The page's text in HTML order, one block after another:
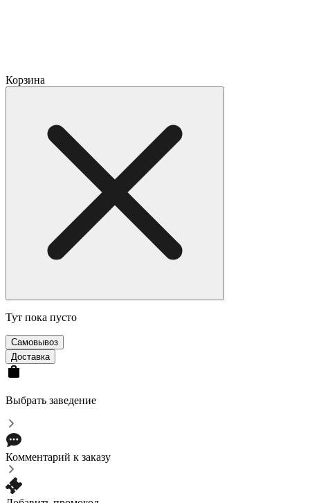
Корзина
Тут пока пусто
Cамовывоз
Доставка
Выбрать заведение
Комментарий к заказу